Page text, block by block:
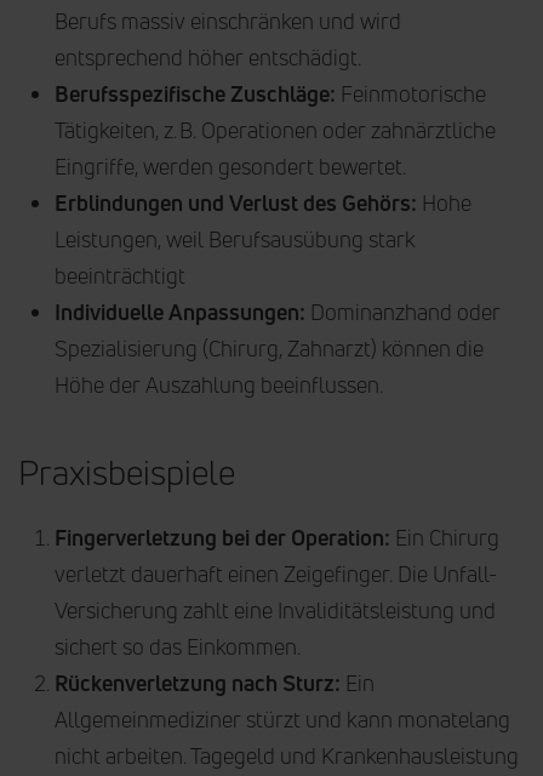
Berufs massiv einschränken und wird
entsprechend höher entschädigt.
Berufsspezifische Zuschläge: Feinmotorische
Tätigkeiten, z. B. Operationen oder zahnärztliche
Eingriffe, werden gesondert bewertet.
Erblindungen und Verlust des Gehörs: Hohe
Leistungen, weil Berufsausübung stark
beeinträchtigt
Individuelle Anpassungen: Dominanzhand oder
Spezialisierung (Chirurg, Zahnarzt) können die
Höhe der Auszahlung beeinflussen.
Praxisbeispiele
Fingerverletzung bei der Operation: Ein Chirurg
verletzt dauerhaft einen Zeigefinger. Die Unfall-
Versicherung zahlt eine Invaliditätsleistung und
sichert so das Einkommen.
Rückenverletzung nach Sturz: Ein
Allgemeinmediziner stürzt und kann monatelang
nicht arbeiten. Tagegeld und Krankenhausleistung